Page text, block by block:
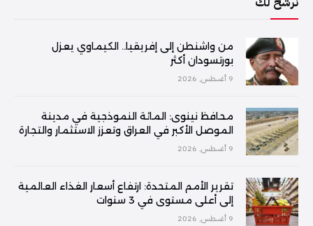
من واشنطن إلى إفريقيا.. الكيماوي يعزل
بورتسودان أكثر
9 أغسطس, 2026
محافظ نينوى: المائة النموذجية في مدينة
الموصل الأكبر في العراق وتعزز الاستثمار والتجارة
9 أغسطس, 2026
تقرير الأمم المتحدة: ارتفاع أسعار الغذاء العالمية
إلى أعلى مستوى في 3 سنوات
9 أغسطس, 2026